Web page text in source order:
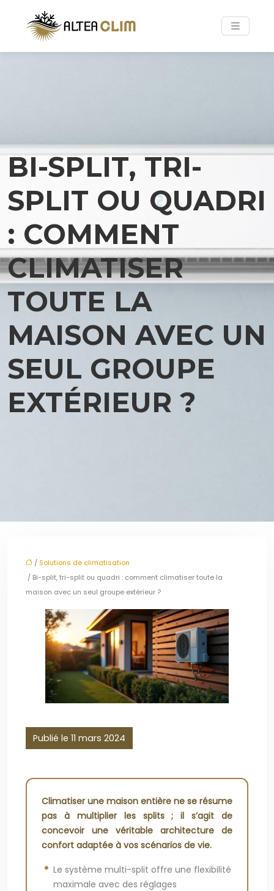
BI-SPLIT, TRI-
SPLIT OU QUADRI
: COMMENT
CLIMATISER
TOUTE LA
MAISON AVEC UN
SEUL GROUPE
EXTÉRIEUR ?
/ Solutions de climatisation
/ Bi-split, tri-split ou quadri : comment climatiser toute la
maison avec un seul groupe extérieur ?
Publié le 11 mars 2024
Climatiser une maison entière ne se résume
pas à multiplier les splits ; il s’agit de
concevoir une véritable architecture de
confort adaptée à vos scénarios de vie.
Le système multi-split offre une flexibilité
maximale avec des réglages